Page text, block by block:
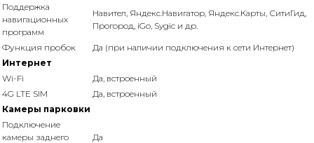
Поддержка
навигационных
программ
Навител, Яндекс.Навигатор, Яндекс.Карты, СитиГид,
Прогород, iGo, Sygic и др.
Функция пробок
Да (при наличии подключения к сети Интернет)
Интернет
Wi-Fi
Да, встроенный
4G LTE SIM
Да, встроенный
Камеры парковки
Подключение
камеры заднего
Да